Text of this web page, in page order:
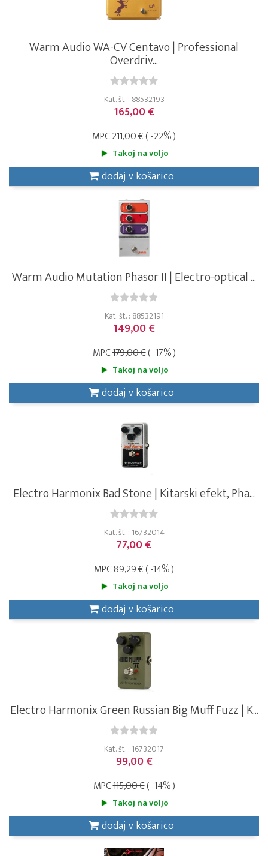
Warm Audio WA-CV Centavo | Professional
Overdriv...
Kat. št. : 88532193
165,00 €
MPC211,00 €( -22% )
Takoj na voljo
dodaj v košarico
Warm Audio Mutation Phasor II | Electro-optical ...
Kat. št. : 88532191
149,00 €
MPC179,00 €( -17% )
Takoj na voljo
dodaj v košarico
Electro Harmonix Bad Stone | Kitarski efekt, Pha...
Kat. št. : 16732014
77,00 €
MPC89,29 €( -14% )
Takoj na voljo
dodaj v košarico
Electro Harmonix Green Russian Big Muff Fuzz | K...
Kat. št. : 16732017
99,00 €
MPC115,00 €( -14% )
Takoj na voljo
dodaj v košarico